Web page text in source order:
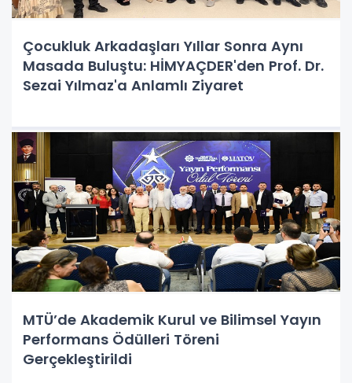
Çocukluk Arkadaşları Yıllar Sonra Aynı
Masada Buluştu: HİMYAÇDER'den Prof. Dr.
Sezai Yılmaz'a Anlamlı Ziyaret
MTÜ’de Akademik Kurul ve Bilimsel Yayın
Performans Ödülleri Töreni
Gerçekleştirildi